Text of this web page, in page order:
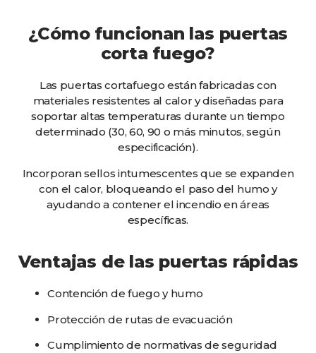
¿Cómo funcionan las puertas
corta fuego?
Las puertas cortafuego están fabricadas con
materiales resistentes al calor y diseñadas para
soportar altas temperaturas durante un tiempo
determinado (30, 60, 90 o más minutos, según
especificación).
Incorporan sellos intumescentes que se expanden
con el calor, bloqueando el paso del humo y
ayudando a contener el incendio en áreas
específicas.
Ventajas de las puertas rápidas
Contención de fuego y humo
Protección de rutas de evacuación
Cumplimiento de normativas de seguridad